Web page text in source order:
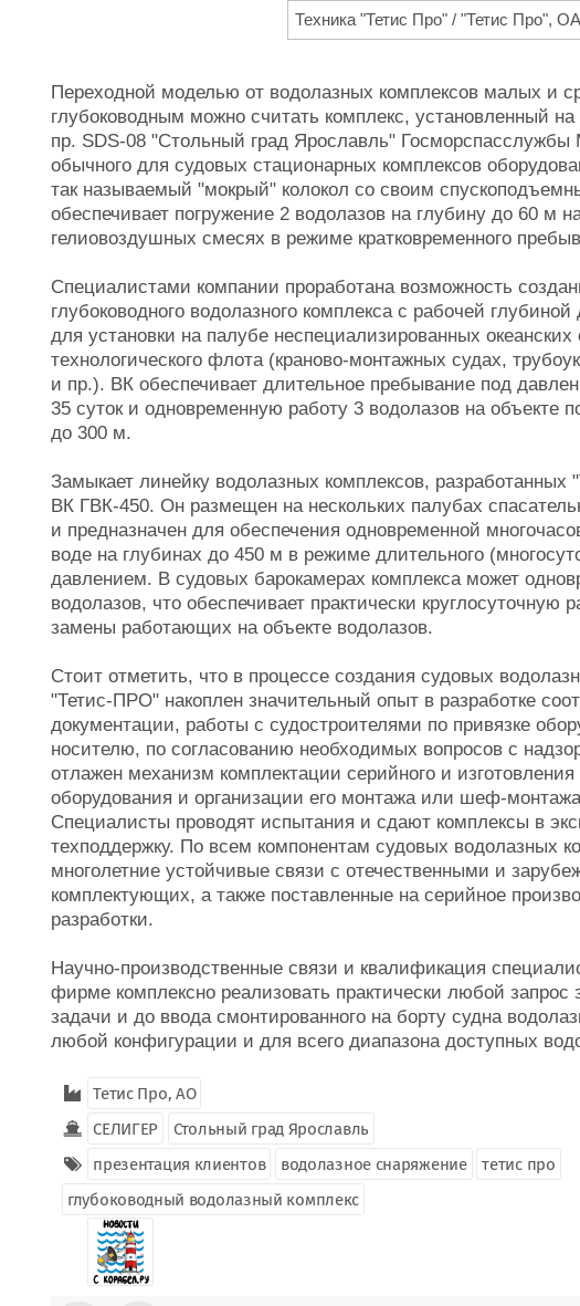
Техника "Тетис Про" / "Тетис Про",
Переходной моделью от водолазных комплексов малых и
глубоководным можно считать комплекс, установленный на
пр. SDS-08 "Стольный град Ярославль"
обычного для судовых стационарных комплексов
так называемый "мокрый" колокол со своим
обеспечивает погружение 2 водолазов на глубину до 60 м
гелиовоздушных смесях в режиме кратковременного
Специалистами компании проработана возможность
глубоководного водолазного комплекса с рабочей
для установки на палубе неспециализированных
технологического флота (краново-монтажных судах,
и пр.). ВК обеспечивает длительное пребывание под
35 суток и одновременную работу 3 водолазов на объекте
до 300 м.
Замыкает линейку водолазных комплексов,
ВК ГВК-450. Он размещен на нескольких палубах
и предназначен для обеспечения одновременной
воде на глубинах до 450 м в режиме длительного
давлением. В судовых барокамерах комплекса может
водолазов, что обеспечивает практически круглосуточную
замены работающих на объекте водолазов.
Стоит отметить, что в процессе создания судовых
"Тетис-ПРО" накоплен значительный опыт в разработке
документации, работы с судостроителями по привязке
носителю, по согласованию необходимых вопросов с
отлажен механизм комплектации серийного и изготовления
оборудования и организации его монтажа или шеф-
Специалисты проводят испытания и сдают комплексы в
техподдержку. По всем компонентам судовых водолазных
многолетние устойчивые связи с отечественными и
комплектующих, а также поставленные на серийное
разработки.
Научно-производственные связи и квалификация
фирме комплексно реализовать практически любой запрос
задачи и до ввода смонтированного на борту судна
любой конфигурации и для всего диапазона доступных
Тетис Про, АО
СЕЛИГЕР
Стольный град Ярославль
презентация клиентов
водолазное снаряжение
тетис про
глубоководный водолазный комплекс